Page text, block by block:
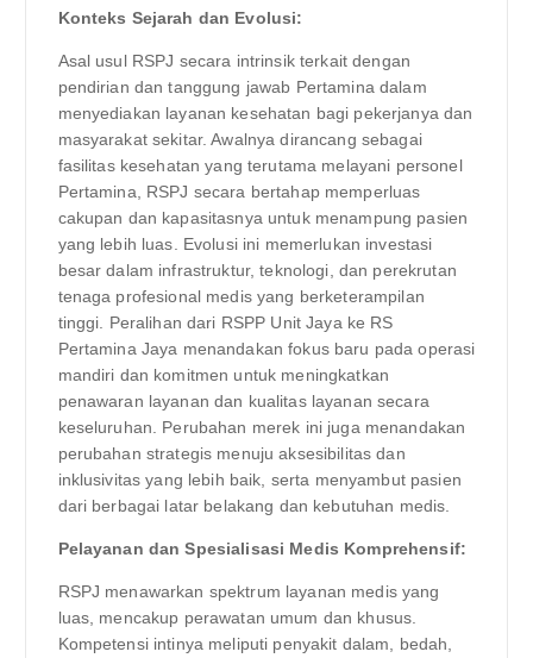
Konteks Sejarah dan Evolusi:
Asal usul RSPJ secara intrinsik terkait dengan
pendirian dan tanggung jawab Pertamina dalam
menyediakan layanan kesehatan bagi pekerjanya dan
masyarakat sekitar. Awalnya dirancang sebagai
fasilitas kesehatan yang terutama melayani personel
Pertamina, RSPJ secara bertahap memperluas
cakupan dan kapasitasnya untuk menampung pasien
yang lebih luas. Evolusi ini memerlukan investasi
besar dalam infrastruktur, teknologi, dan perekrutan
tenaga profesional medis yang berketerampilan
tinggi. Peralihan dari RSPP Unit Jaya ke RS
Pertamina Jaya menandakan fokus baru pada operasi
mandiri dan komitmen untuk meningkatkan
penawaran layanan dan kualitas layanan secara
keseluruhan. Perubahan merek ini juga menandakan
perubahan strategis menuju aksesibilitas dan
inklusivitas yang lebih baik, serta menyambut pasien
dari berbagai latar belakang dan kebutuhan medis.
Pelayanan dan Spesialisasi Medis Komprehensif:
RSPJ menawarkan spektrum layanan medis yang
luas, mencakup perawatan umum dan khusus.
Kompetensi intinya meliputi penyakit dalam, bedah,